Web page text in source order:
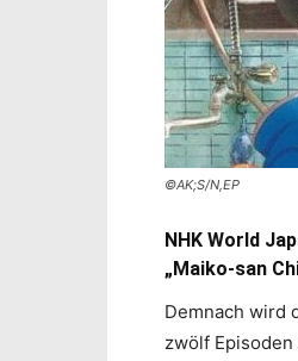
©AK;S/N,EP
NHK World
„Maiko-san
Demnach wird
zwölf Episoden